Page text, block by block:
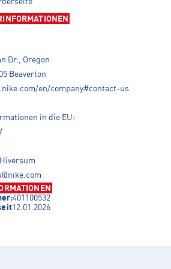
Dr., Oregon
Beaverton
en/company#contact-us
in die EU:
401100532
12.01.2026